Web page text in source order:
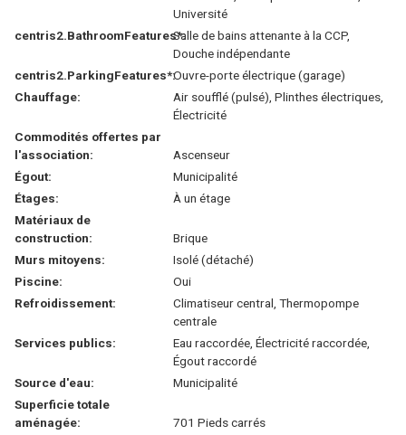
Université
centris2.BathroomFeatures*:Salle de bains attenante à la CCP,
Douche indépendante
centris2.ParkingFeatures*:Ouvre-porte électrique (garage)
Chauffage:
Air soufflé (pulsé), Plinthes électriques,
Électricité
Commodités offertes par
l'association:
Ascenseur
Égout:
Municipalité
Étages:
À un étage
Matériaux de
construction:
Brique
Murs mitoyens:
Isolé (détaché)
Piscine:
Oui
Refroidissement:
Climatiseur central, Thermopompe
centrale
Services publics:
Eau raccordée, Électricité raccordée,
Égout raccordé
Source d'eau:
Municipalité
Superficie totale
aménagée:
701 Pieds carrés